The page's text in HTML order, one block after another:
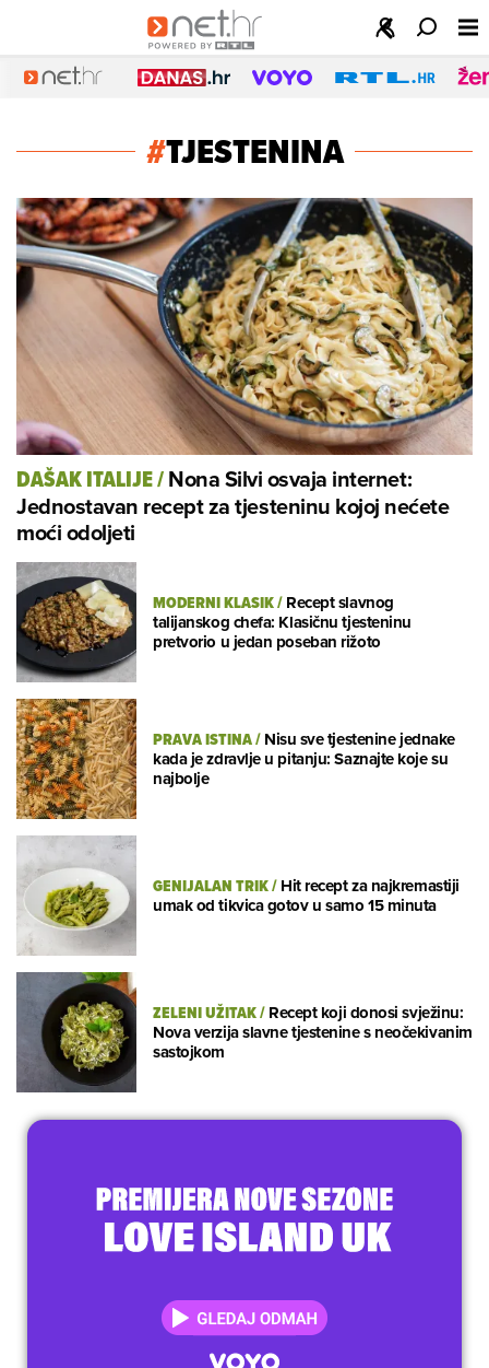
#TJESTENINA
DAŠAK ITALIJE/Nona Silvi osvaja internet:
Jednostavan recept za tjesteninu kojoj nećete
moći odoljeti
MODERNI KLASIK/Recept slavnog
talijanskog chefa: Klasičnu tjesteninu
pretvorio u jedan poseban rižoto
PRAVA ISTINA/Nisu sve tjestenine jednake
kada je zdravlje u pitanju: Saznajte koje su
najbolje
GENIJALAN TRIK/Hit recept za najkremastiji
umak od tikvica gotov u samo 15 minuta
ZELENI UŽITAK/Recept koji donosi svježinu:
Nova verzija slavne tjestenine s neočekivanim
sastojkom